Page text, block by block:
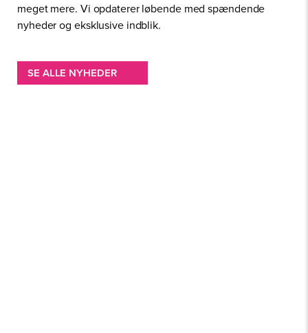
meget mere. Vi opdaterer løbende med spændende
nyheder og eksklusive indblik.
SE ALLE NYHEDER